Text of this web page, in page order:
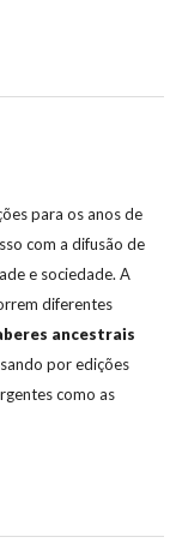
para os anos de
com a difusão de
e sociedade. A
diferentes
ancestrais
por edições
como as